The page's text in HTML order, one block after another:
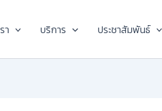
า บริการ ประชาสัมพันธ์